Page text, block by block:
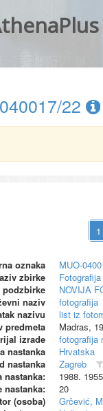
22
oznaka
MUO-
zbirke
podzbirke
NOVIJA
naziv
fotografija
nazivu
list iz
predmeta
Madras,
izrade
fotografija
nastanka
Hrvatska
nastanka
Zagreb
nastanka:
1988.
nastanka:
20
(osoba)
Grčević,